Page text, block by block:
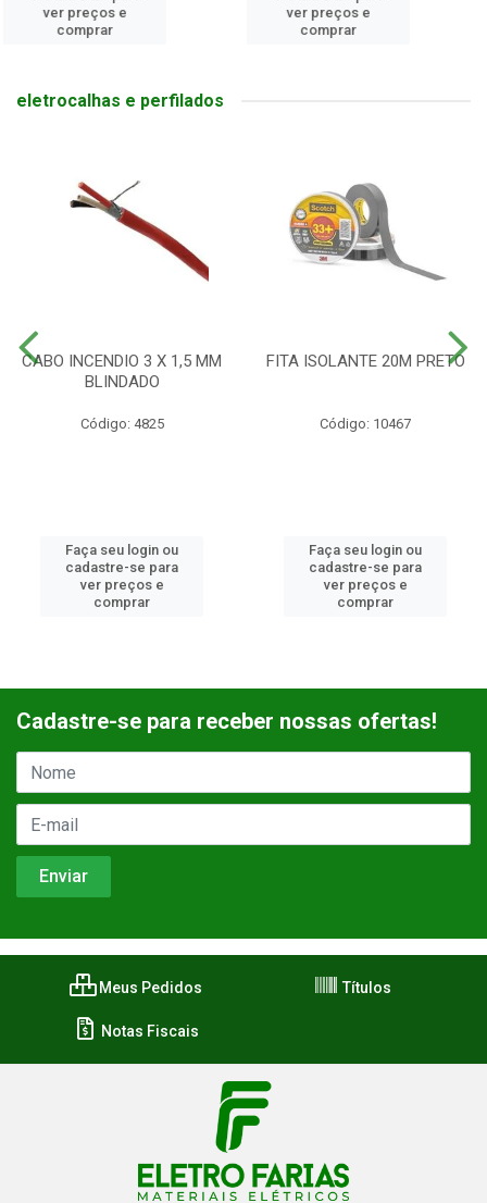
ver preços e
comprar
ver preços e
comprar
eletrocalhas e perfilados
CABO INCENDIO 3 X 1,5 MM
BLINDADO
Código: 4825
Faça seu login ou
cadastre-se para
ver preços e
comprar
FITA ISOLANTE 20M PRETO
Código: 10467
Faça seu login ou
cadastre-se para
ver preços e
comprar
Cadastre-se para receber nossas ofertas!
Meus Pedidos Títulos
Notas Fiscais